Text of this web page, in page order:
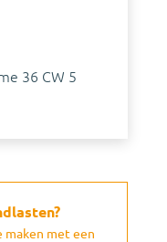
36 CW 5
maken met een